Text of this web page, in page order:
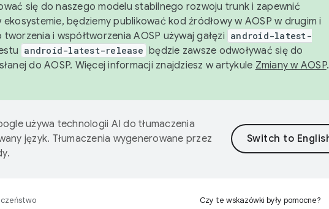
się do naszego modelu stabilnego rozwoju trunk i zapewnić
będziemy publikować kod źródłowy w AOSP w drugim i
i współtworzenia AOSP używaj gałęzi android-latest-
android-latest-release będzie zawsze odwoływać się do
do AOSP. Więcej informacji znajdziesz w artykule Zmiany w AOSP.
używa technologii AI do tłumaczenia
język. Tłumaczenia wygenerowane przez
Czy te wskazówki były pomocne?